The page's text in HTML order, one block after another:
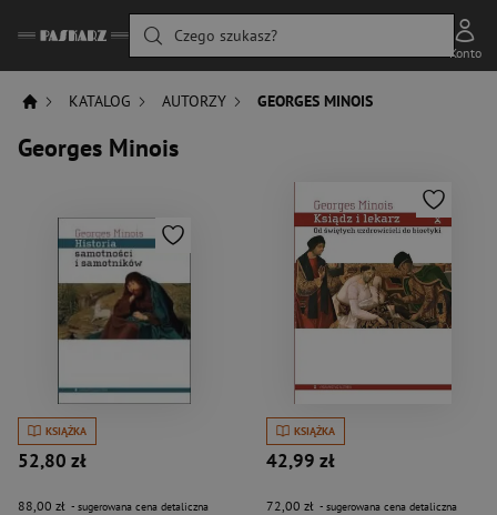
Czego szukasz?
Konto
KATALOG AUTORZY GEORGES MINOIS
Georges Minois
KSIĄŻKA
52,80 zł
88,00 zł - sugerowana cena detaliczna
KSIĄŻKA
42,99 zł
72,00 zł - sugerowana cena detaliczna